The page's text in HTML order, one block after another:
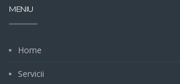
MENIU
Home
Servicii